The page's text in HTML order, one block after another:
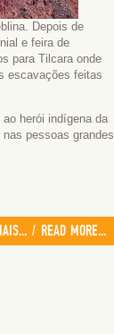
Depois de
e feira de
para Tilcara onde
escavações feitas
herói indígena da
pessoas grandes
/ READ MORE...